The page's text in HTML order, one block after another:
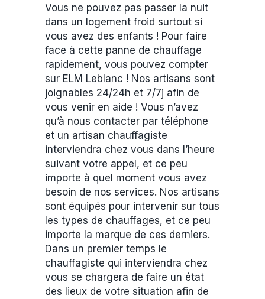
Vous ne pouvez pas passer la nuit
dans un logement froid surtout si
vous avez des enfants ! Pour faire
face à cette panne de chauffage
rapidement, vous pouvez compter
sur ELM Leblanc ! Nos artisans sont
joignables 24/24h et 7/7j afin de
vous venir en aide ! Vous n’avez
qu’à nous contacter par téléphone
et un artisan chauffagiste
interviendra chez vous dans l’heure
suivant votre appel, et ce peu
importe à quel moment vous avez
besoin de nos services. Nos artisans
sont équipés pour intervenir sur tous
les types de chauffages, et ce peu
importe la marque de ces derniers.
Dans un premier temps le
chauffagiste qui interviendra chez
vous se chargera de faire un état
des lieux de votre situation afin de